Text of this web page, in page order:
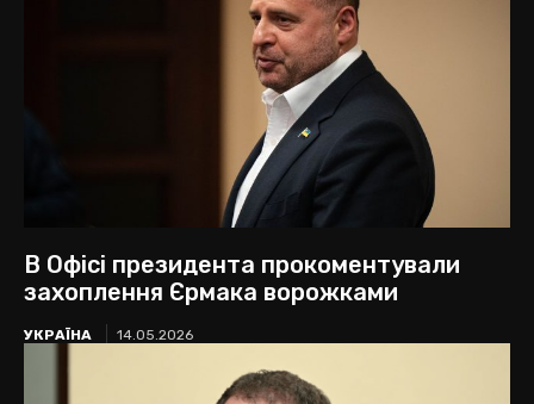
В Офісі президента прокоментували
захоплення Єрмака ворожками
УКРАЇНА 14.05.2026